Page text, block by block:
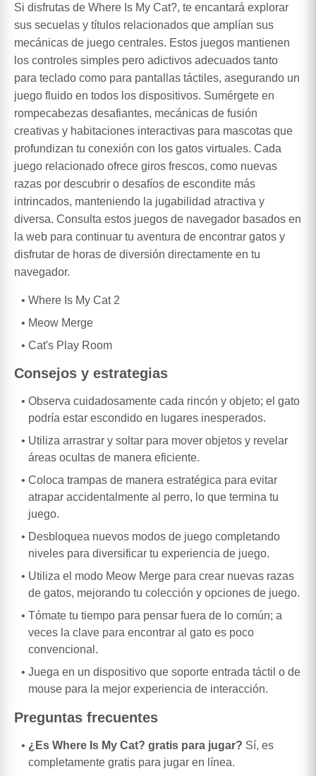
Si disfrutas de Where Is My Cat?, te encantará explorar
sus secuelas y títulos relacionados que amplían sus
mecánicas de juego centrales. Estos juegos mantienen
los controles simples pero adictivos adecuados tanto
para teclado como para pantallas táctiles, asegurando un
juego fluido en todos los dispositivos. Sumérgete en
rompecabezas desafiantes, mecánicas de fusión
creativas y habitaciones interactivas para mascotas que
profundizan tu conexión con los gatos virtuales. Cada
juego relacionado ofrece giros frescos, como nuevas
razas por descubrir o desafíos de escondite más
intrincados, manteniendo la jugabilidad atractiva y
diversa. Consulta estos juegos de navegador basados en
la web para continuar tu aventura de encontrar gatos y
disfrutar de horas de diversión directamente en tu
navegador.
Where Is My Cat 2
Meow Merge
Cat's Play Room
Consejos y estrategias
Observa cuidadosamente cada rincón y objeto; el gato
podría estar escondido en lugares inesperados.
Utiliza arrastrar y soltar para mover objetos y revelar
áreas ocultas de manera eficiente.
Coloca trampas de manera estratégica para evitar
atrapar accidentalmente al perro, lo que termina tu
juego.
Desbloquea nuevos modos de juego completando
niveles para diversificar tu experiencia de juego.
Utiliza el modo Meow Merge para crear nuevas razas
de gatos, mejorando tu colección y opciones de juego.
Tómate tu tiempo para pensar fuera de lo común; a
veces la clave para encontrar al gato es poco
convencional.
Juega en un dispositivo que soporte entrada táctil o de
mouse para la mejor experiencia de interacción.
Preguntas frecuentes
¿Es Where Is My Cat? gratis para jugar? Sí, es
completamente gratis para jugar en línea.